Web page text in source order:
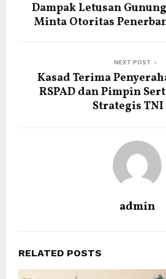
Dampak Letusan
Minta Otoritas
NEXT POST
Kasad Terima
RSPAD dan Pimpin
Strategis TNI
admin
RELATED POSTS